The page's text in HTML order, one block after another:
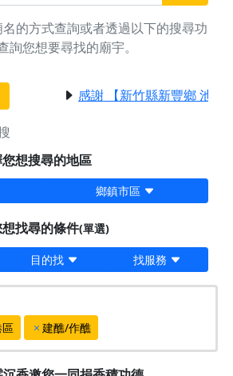
的方式查詢或者透過以下的搜尋功
詢您想要尋找的廟宇。
感謝 【新竹縣新豐鄉 池和
想搜尋的地區
鄉鎮市區
找尋的條件(單選)
目的找 找服務
建醮/作醮